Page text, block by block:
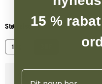
vifte af næringsstoffer som
kobber, kisel, hyben, havtorn,
Cissus quadrangularis.
vækst, reparation og
næringsstoffer, der er
Størrelse
1 kg
15 %
Navn